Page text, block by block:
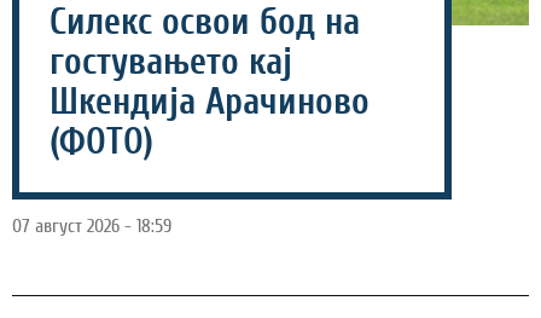
Силекс освои бод на
гостувањето кај
Шкендија Арачиново
(ФОТО)
07 август 2026 - 18:59